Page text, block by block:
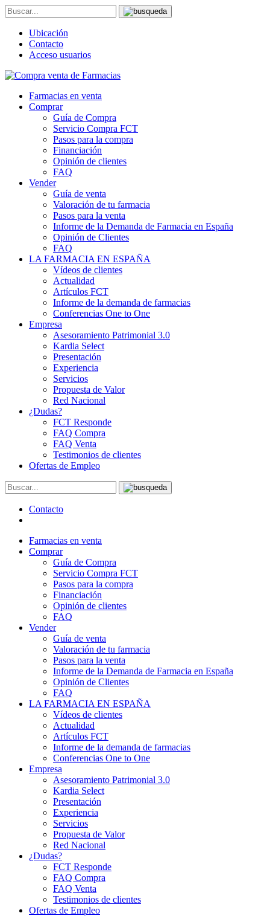
Ubicación
Contacto
Acceso usuarios
Farmacias en venta
Comprar
Guía de Compra
Servicio Compra FCT
Pasos para la compra
Financiación
Opinión de clientes
FAQ
Vender
Guía de venta
Valoración de tu farmacia
Pasos para la venta
Informe de la Demanda de Farmacia en España
Opinión de Clientes
FAQ
LA FARMACIA EN ESPAÑA
Vídeos de clientes
Actualidad
Artículos FCT
Informe de la demanda de farmacias
Conferencias One to One
Empresa
Asesoramiento Patrimonial 3.0
Kardia Select
Presentación
Experiencia
Servicios
Propuesta de Valor
Red Nacional
¿Dudas?
FCT Responde
FAQ Compra
FAQ Venta
Testimonios de clientes
Ofertas de Empleo
Contacto
Farmacias en venta
Comprar
Guía de Compra
Servicio Compra FCT
Pasos para la compra
Financiación
Opinión de clientes
FAQ
Vender
Guía de venta
Valoración de tu farmacia
Pasos para la venta
Informe de la Demanda de Farmacia en España
Opinión de Clientes
FAQ
LA FARMACIA EN ESPAÑA
Vídeos de clientes
Actualidad
Artículos FCT
Informe de la demanda de farmacias
Conferencias One to One
Empresa
Asesoramiento Patrimonial 3.0
Kardia Select
Presentación
Experiencia
Servicios
Propuesta de Valor
Red Nacional
¿Dudas?
FCT Responde
FAQ Compra
FAQ Venta
Testimonios de clientes
Ofertas de Empleo